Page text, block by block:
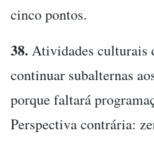
cinco pontos.
38. Atividades culturais
continuar subalternas
porque faltará
Perspectiva contrária: